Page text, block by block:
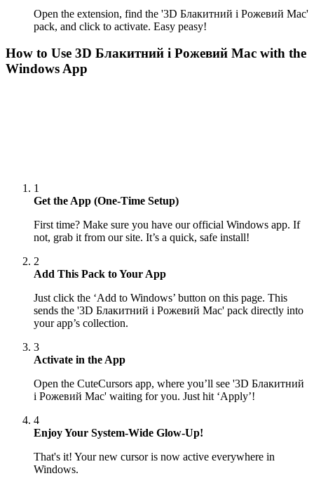
Open the extension, find the '3D Блакитний і Рожевий Mac'
pack, and click to activate. Easy peasy!
How to Use 3D Блакитний і Рожевий Mac with the
Windows App
1
Get the App (One-Time Setup)
First time? Make sure you have our official Windows app. If
not, grab it from our site. It’s a quick, safe install!
2
Add This Pack to Your App
Just click the ‘Add to Windows’ button on this page. This
sends the '3D Блакитний і Рожевий Mac' pack directly into
your app’s collection.
3
Activate in the App
Open the CuteCursors app, where you’ll see '3D Блакитний
і Рожевий Mac' waiting for you. Just hit ‘Apply’!
4
Enjoy Your System-Wide Glow-Up!
That's it! Your new cursor is now active everywhere in
Windows.